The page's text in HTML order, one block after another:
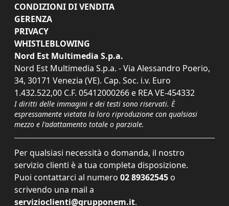
CONDIZIONI DI VENDITA
GERENZA
PRIVACY
WHISTLEBLOWING
Nord Est Multimedia S.p.a.
Nord Est Multimedia S.p.a. - Via Alessandro Poerio,
34, 30171 Venezia (VE). Cap. Soc. i.v. Euro
1.432.522,00 C.F. 05412000266 e REA VE-454332
I diritti delle immagini e dei testi sono riservati. È
espressamente vietata la loro riproduzione con qualsiasi
mezzo e l'adattamento totale o parziale.
Per qualsiasi necessità o domanda, il nostro
servizio clienti è a tua completa disposizione.
Puoi contattarci al numero 02 89362545 o
scrivendo una mail a
servizioclienti@grupponem.it.